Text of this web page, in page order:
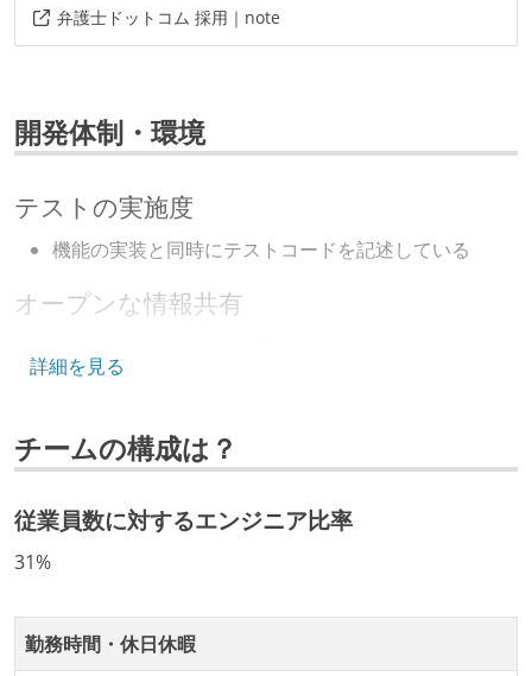
弁護士ドットコム 採用｜note
開発体制・環境
テストの実施度
機能の実装と同時にテストコードを記述している
オープンな情報共有
誰もがいつでも閲覧可能になっている
労働環境の自由度
フレックスタイム制または裁量労働制を採用している
メンバーの多様性
待遇・福利厚生
詳細を見る
チームの構成は？
従業員数に対するエンジニア比率
31%
勤務時間・休日休暇